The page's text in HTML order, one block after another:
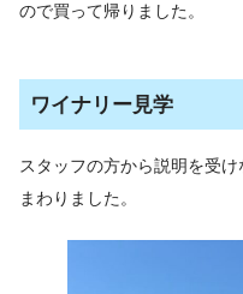
ので買って帰りました。
ワイナリー見学
スタッフの方から説明を受
まわりました。